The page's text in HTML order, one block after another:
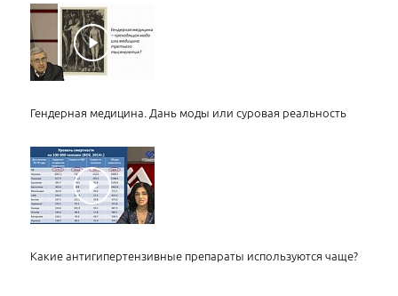
Гендерная медицина. Дань моды или суровая реальность
Какие антигипертензивные препараты используются чаще?